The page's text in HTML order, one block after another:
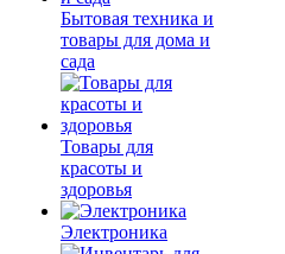
Бытовая техника и
товары для дома и
сада
Товары для
красоты и
здоровья
Электроника